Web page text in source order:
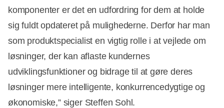
komponenter er det en udfordring for dem at holde
sig fuldt opdateret på mulighederne. Derfor har man
som produktspecialist en vigtig rolle i at vejlede om
løsninger, der kan aflaste kundernes
udviklingsfunktioner og bidrage til at gøre deres
løsninger mere intelligente, konkurrencedygtige og
økonomiske,” siger Steffen Sohl.